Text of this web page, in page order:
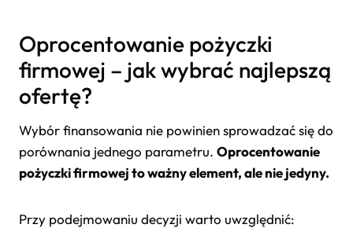
Oprocentowanie pożyczki
firmowej – jak wybrać najlepszą
ofertę?
Wybór finansowania nie powinien sprowadzać się do
porównania jednego parametru. Oprocentowanie
pożyczki firmowej to ważny element, ale nie jedyny.
Przy podejmowaniu decyzji warto uwzględnić: